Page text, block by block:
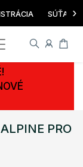
SÚŤAŽ ›
PRO